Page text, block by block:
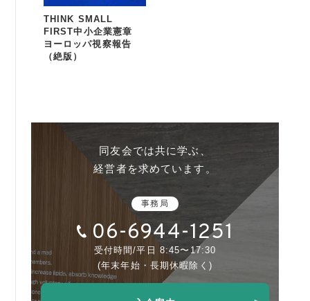
THINK SMALL
FIRST中小企業憲章
ヨーロッパ視察報告
（絶版）
同友会では共に学ぶ、
経営者を求めています。
事務局
06-6944-1251
受付時間/平日 8:45〜17:30
(年末年始・長期休暇除く)